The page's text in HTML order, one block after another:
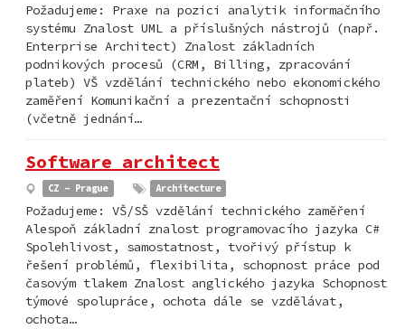
Požadujeme: Praxe na pozici analytik informačního
systému Znalost UML a příslušných nástrojů (např.
Enterprise Architect) Znalost základních
podnikových procesů (CRM, Billing, zpracování
plateb) VŠ vzdělání technického nebo ekonomického
zaměření Komunikační a prezentační schopnosti
(včetně jednání…
Software architect
CZ - Prague Architecture
Požadujeme: VŠ/SŠ vzdělání technického zaměření
Alespoň základní znalost programovacího jazyka C#
Spolehlivost, samostatnost, tvořivý přístup k
řešení problémů, flexibilita, schopnost práce pod
časovým tlakem Znalost anglického jazyka Schopnost
týmové spolupráce, ochota dále se vzdělávat,
ochota…